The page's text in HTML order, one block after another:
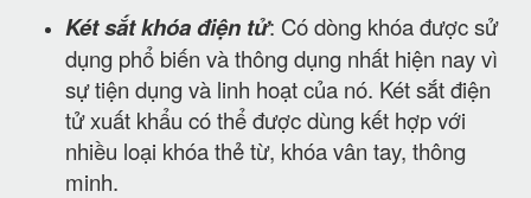
Két sắt khóa điện tử: Có dòng khóa được sử
dụng phổ biến và thông dụng nhất hiện nay vì
sự tiện dụng và linh hoạt của nó. Két sắt điện
tử xuất khẩu có thể được dùng kết hợp với
nhiều loại khóa thẻ từ, khóa vân tay, thông
minh.